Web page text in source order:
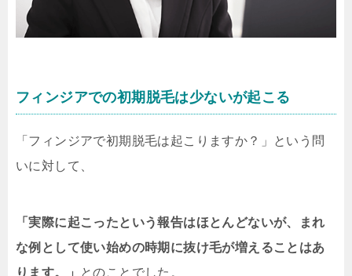
フィンジアでの初期脱毛は少ないが起こる
「フィンジアで初期脱毛は起こりますか？」
という問
いに対して、
「実際に起こったという報告はほとんどないが、まれ
な例として使い始めの時期に抜け毛が増えることはあ
ります。」
とのことでした。